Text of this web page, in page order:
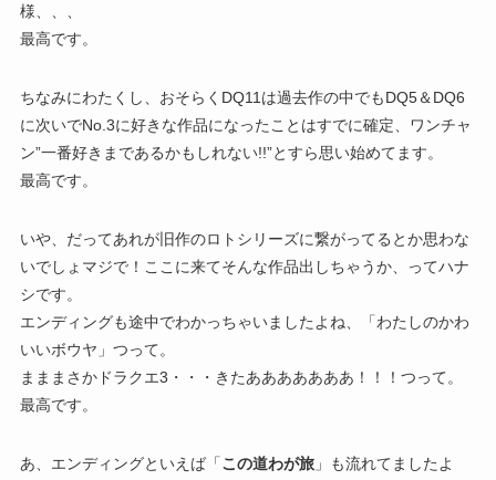
様、、、
最高です。
ちなみにわたくし、おそらくDQ11は過去作の中でもDQ5＆DQ6
に次いでNo.3に好きな作品になったことはすでに確定、ワンチャ
ン”一番好きまであるかもしれない!!”とすら思い始めてます。
最高です。
いや、だってあれが旧作のロトシリーズに繋がってるとか思わな
いでしょマジで！ここに来てそんな作品出しちゃうか、ってハナ
シです。
エンディングも途中でわかっちゃいましたよね、「わたしのかわ
いいボウヤ」つって。
まままさかドラクエ3・・・きたあああああああ！！！つって。
最高です。
あ、エンディングといえば「この道わが旅」も流れてましたよ